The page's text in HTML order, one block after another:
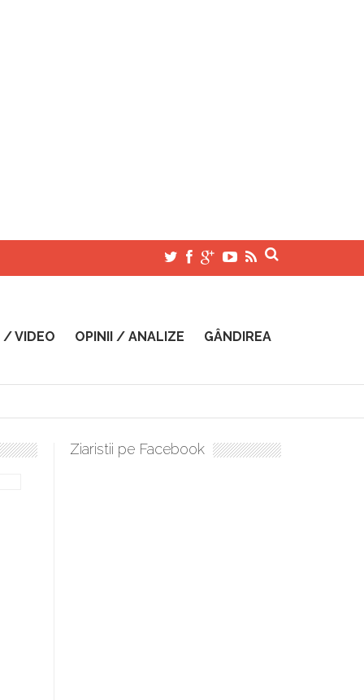
/ VIDEO OPINII / ANALIZE GÂNDIREA
Sculați, sculați, boieri mari! Sara Nukina are nevoie de ajutorul
Ziaristii pe Facebook